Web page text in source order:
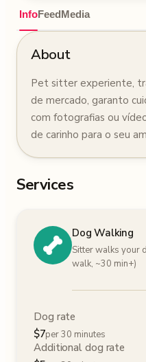
InfoFeedMedia
About
Pet sitter experiente,
de mercado, garanto
com fotografias ou
de carinho para o seu
Services
Dog Walking
Sitter walks your
walk, ~30 min+)
Dog rate
$7per 30 minutes
Additional dog rate